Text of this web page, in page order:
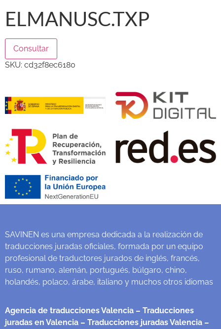
ELMANUSC.TXP
Consultar
SKU: cd32f8ec6180
SAVINEN es una empresa dedicada a la realización de
traducciones juradas oficiales, formada por un equipo
profesional de traductores jurados de inglés, francés,
ruso, rumano, alemán, portugués, búlgaro, chino,
holandés, polaco, árabe, italiano y muchos otros idiomas
Agencia de traducciones Valencia – Traducciones
juradas en Valencia – Traducciones juradas Valencia –